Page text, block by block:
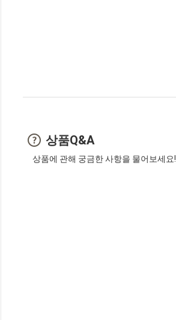
상품Q&A
상품에 관해 궁금한 사항을 물어보세요!